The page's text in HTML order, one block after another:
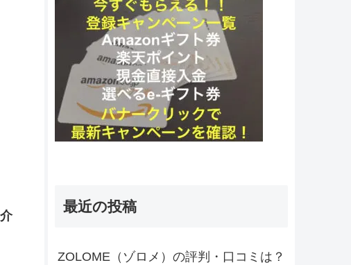
最近の投稿
ZOLOME（ゾロメ）の評判・口コミは？